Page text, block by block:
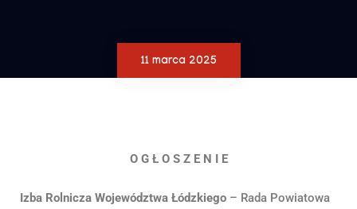
11 marca 2025
O G Ł O S Z E N I E
Izba Rolnicza Województwa Łódzkiego – Rada Powiatowa